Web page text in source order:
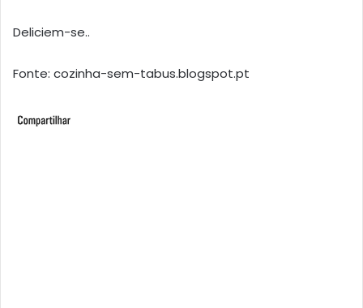
Deliciem-se..
Fonte: cozinha-sem-tabus.blogspot.pt